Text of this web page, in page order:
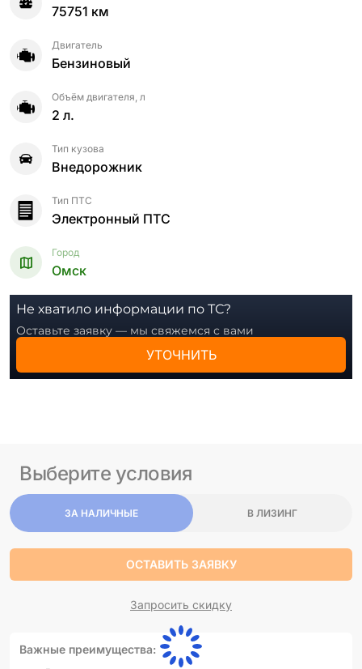
75751 км
Двигатель
Бензиновый
Объём двигателя, л
2 л.
Тип кузова
Внедорожник
Тип ПТС
Электронный ПТС
Город
Омск
Не хватило информации по ТС?
Оставьте заявку — мы свяжемся с вами
УТОЧНИТЬ
Выберите условия
ЗА НАЛИЧНЫЕ В ЛИЗИНГ
ОСТАВИТЬ ЗАЯВКУ
Запросить скидку
Важные преимущества: